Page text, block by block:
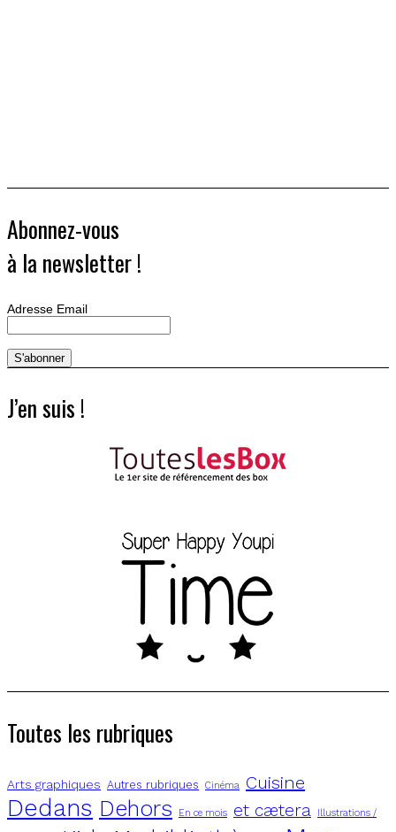
Abonnez-vous
à la newsletter !
Adresse Email
J’en suis !
Toutes les rubriques
Arts graphiques Autres rubriques Cinéma Cuisine
Dedans Dehors En ce mois et cætera Illustrations /